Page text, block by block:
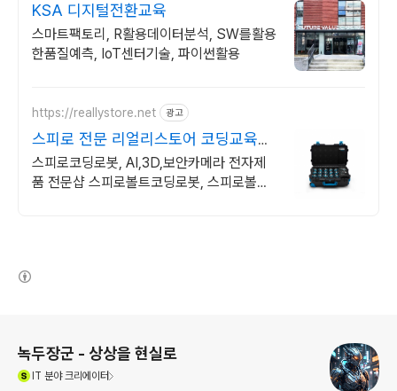
KSA 디지털전환교육
스마트팩토리, R활용데이터분석, SW를활용
한품질예측, IoT센터기술, 파이썬활용
https://reallystore.net 광고
스피로 전문 리얼리스토어 코딩교육을
쉽고 재밌게
스피로코딩로봇, AI,3D,보안카메라 전자제
품 전문샵 스피로볼트코딩로봇, 스피로볼트
녹두장군 - 상상을 현실로
IT 분야 크리에이터